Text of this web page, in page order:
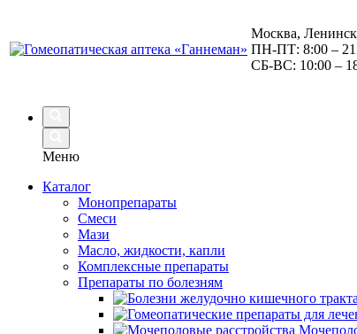
Москва,
ПН-ПТ: 8:00 –
СБ-ВС: 10:00 –
Меню
Каталог
Монопрепараты
Смеси
Мази
Масло, жидкости, капли
Комплексные препараты
Препараты по болезням